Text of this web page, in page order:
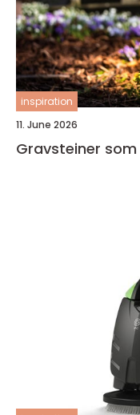
inspiration
11. June 2026
Gravsteiner